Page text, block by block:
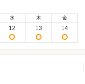
水
12
木
13
金
14